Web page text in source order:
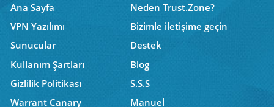
Ana Sayfa
Neden Trust.Zone?
VPN Yazılımı
Bizimle iletişime geçin
Sunucular
Destek
Kullanım Şartları
Blog
Gizlilik Politikası
S.S.S
Warrant Canary
Manuel